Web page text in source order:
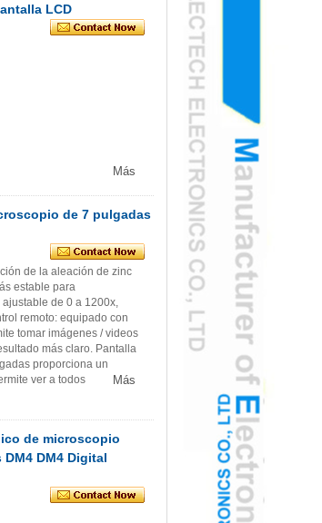
LCD
Más
de 7 pulgadas
de la aleación de zinc
estable para
de 0 a 1200x,
remoto: equipado con
tomar imágenes / videos
más claro. Pantalla
proporciona un
ver a todos
Más
de microscopio
DM4 Digital